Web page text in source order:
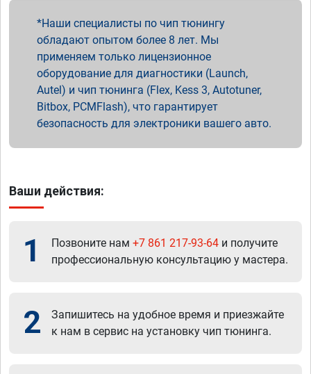
Наши специалисты по чип тюнингу
обладают опытом более 8 лет. Мы
применяем только лицензионное
оборудование для диагностики (Launch,
Autel) и чип тюнинга (Flex, Kess 3, Autotuner,
Bitbox, PCMFlash), что гарантирует
безопасность для электроники вашего авто.
Ваши действия:
1 Позвоните нам +7 861 217-93-64 и получите
профессиональную консультацию у мастера.
2
Запишитесь на удобное время и приезжайте
к нам в сервис на установку чип тюнинга.